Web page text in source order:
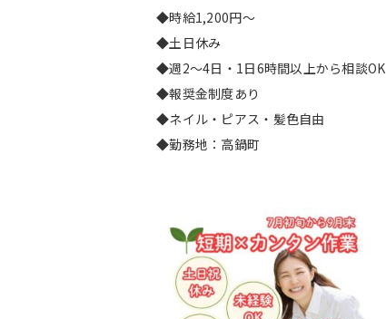
◆時給1,200円～
◆土日休み
◆週2～4日・1日6時間以上から相談OK
◆報奨金制度あり
◆ネイル・ピアス・髪色自由
◆勤務地：高鍋町